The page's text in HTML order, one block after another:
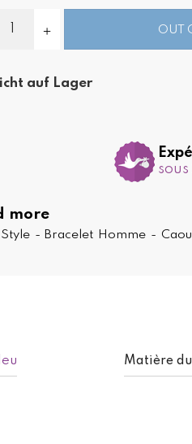
Matière
OUT
auf Lager
sous
more
Style - Bracelet Homme -